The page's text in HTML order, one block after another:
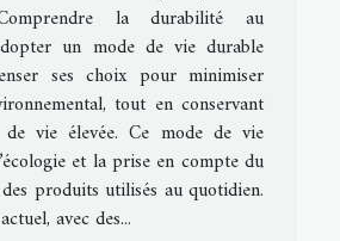
la durabilité au
un mode de vie durable
ses choix pour minimiser
tout en conservant
vie élevée. Ce mode de vie
et la prise en compte du
produits utilisés au quotidien.
avec des...